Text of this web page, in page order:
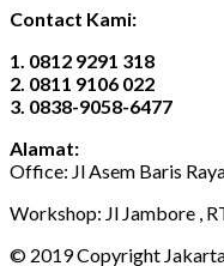
Contact Kami:
1. 0812 9291 318
2. 0811 9106 022
3. 0838-9058-6477
Alamat:
Office: Jl Asem Baris
Workshop: Jl Jambore ,
© 2019 Copyright